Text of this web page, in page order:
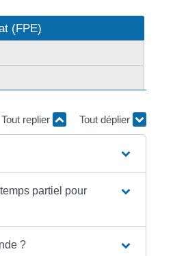
(FPE)
Tout replier Tout déplier
partiel pour
?